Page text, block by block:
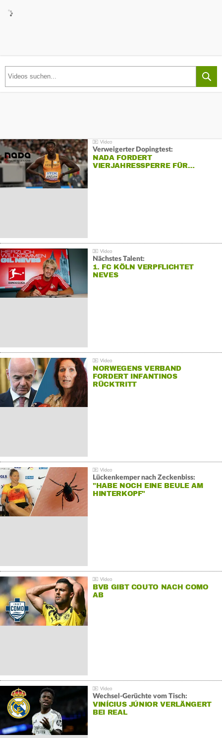
Verweigerter Dopingtest:
NADA FORDERT
VIERJAHRESSPERRE FÜR…
Nächstes Talent:
1. FC KÖLN VERPFLICHTET
NEVES
NORWEGENS VERBAND
FORDERT INFANTINOS
RÜCKTRITT
Lückenkemper nach Zeckenbiss:
"HABE NOCH EINE BEULE AM
HINTERKOPF"
BVB GIBT COUTO NACH COMO
AB
Wechsel-Gerüchte vom Tisch:
VINÍCIUS JÚNIOR VERLÄNGERT
BEI REAL